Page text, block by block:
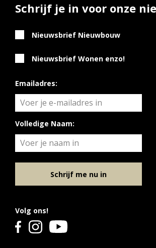
Volg ons!
Schrijf je in voor onze
Nieuwsbrief Nieuwbouw
Nieuwsbrief Wonen enzo!
Emailadres:
Volledige Naam:
Schrijf me nu in